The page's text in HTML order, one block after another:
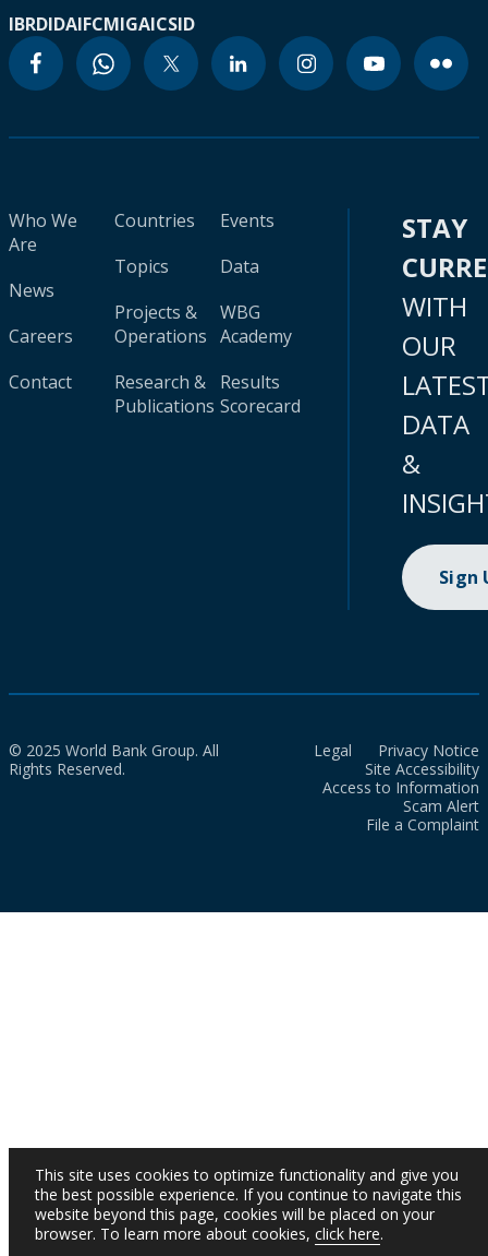
IBRDIDAIFCMIGAICSID
Who We
Are
News
Careers
Contact
Countries
Topics
Projects &
Operations
Research &
Publications
Events
Data
WBG
Academy
Results
Scorecard
STAY
WITH
OUR
DATA
&
Sign
© 2025 World Bank Group. All
Rights Reserved.
Legal
Privacy Notice
Site Accessibility
Access to Information
Scam Alert
File a Complaint
This site uses cookies to optimize functionality and give you
the best possible experience. If you continue to navigate this
website beyond this page, cookies will be placed on your
browser. To learn more about cookies, click here.